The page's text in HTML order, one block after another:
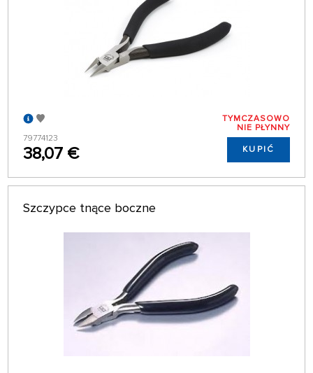
79774123
38,07 €
TYMCZASOWO
NIE PŁYNNY
KUPIĆ
Szczypce tnące boczne